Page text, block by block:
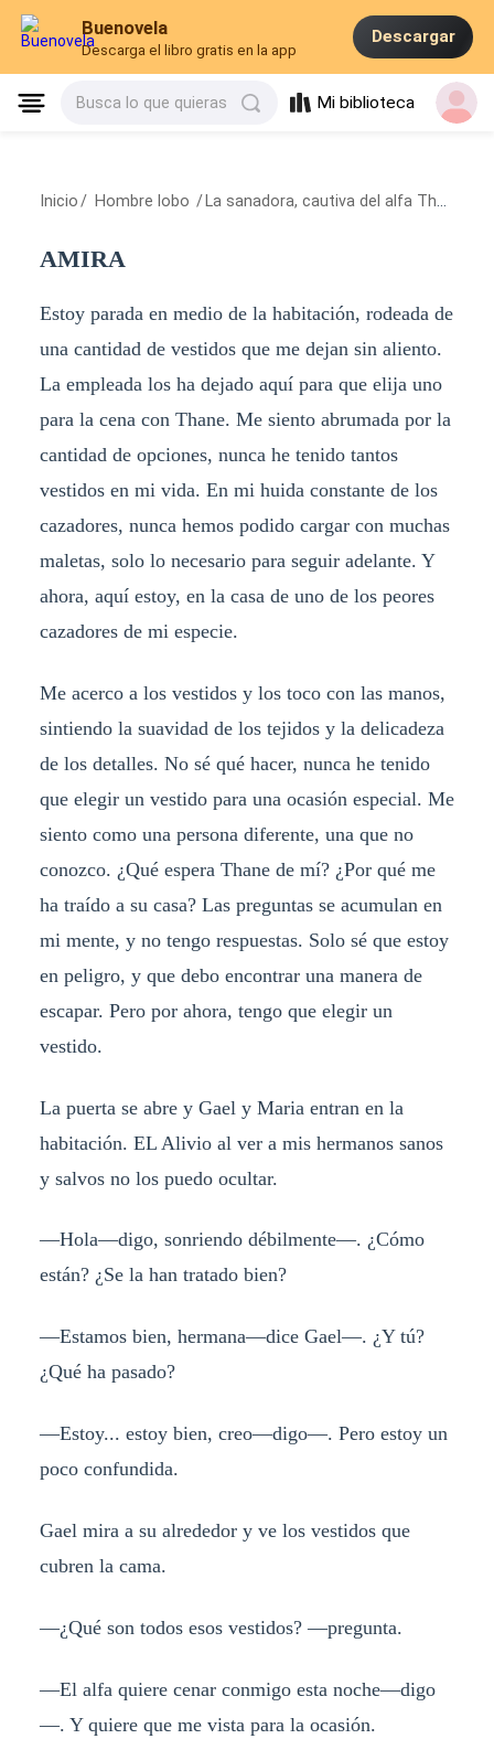
Buenovela
Descarga el libro gratis en la app
Descargar
Busca lo que quieras Mi biblioteca
Inicio / Hombre lobo / La sanadora, cautiva del alfa Thane
AMIRA
Estoy parada en medio de la habitación, rodeada de
una cantidad de vestidos que me dejan sin aliento.
La empleada los ha dejado aquí para que elija uno
para la cena con Thane. Me siento abrumada por la
cantidad de opciones, nunca he tenido tantos
vestidos en mi vida. En mi huida constante de los
cazadores, nunca hemos podido cargar con muchas
maletas, solo lo necesario para seguir adelante. Y
ahora, aquí estoy, en la casa de uno de los peores
cazadores de mi especie.
Me acerco a los vestidos y los toco con las manos,
sintiendo la suavidad de los tejidos y la delicadeza
de los detalles. No sé qué hacer, nunca he tenido
que elegir un vestido para una ocasión especial. Me
siento como una persona diferente, una que no
conozco. ¿Qué espera Thane de mí? ¿Por qué me
ha traído a su casa? Las preguntas se acumulan en
mi mente, y no tengo respuestas. Solo sé que estoy
en peligro, y que debo encontrar una manera de
escapar. Pero por ahora, tengo que elegir un
vestido.
La puerta se abre y Gael y Maria entran en la
habitación. EL Alivio al ver a mis hermanos sanos
y salvos no los puedo ocultar.
—Hola—digo, sonriendo débilmente—. ¿Cómo
están? ¿Se la han tratado bien?
—Estamos bien, hermana—dice Gael—. ¿Y tú?
¿Qué ha pasado?
—Estoy... estoy bien, creo—digo—. Pero estoy un
poco confundida.
Gael mira a su alrededor y ve los vestidos que
cubren la cama.
—¿Qué son todos esos vestidos? —pregunta.
—El alfa quiere cenar conmigo esta noche—digo
—. Y quiere que me vista para la ocasión.